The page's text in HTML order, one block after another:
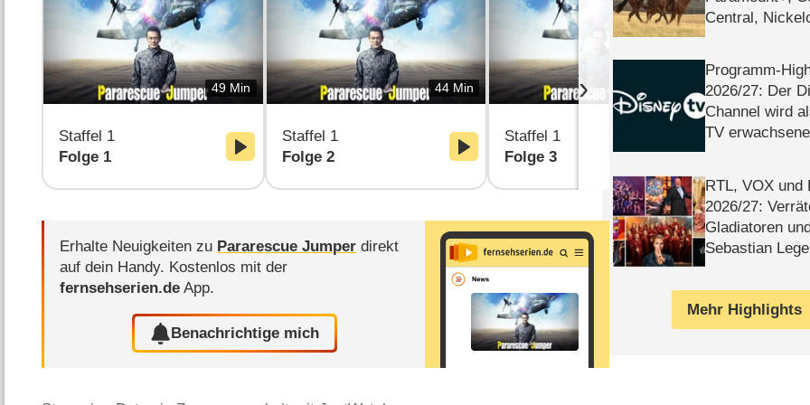
49 Min
Staffel 1
Folge 1
44 Min
Staffel 1
Folge 2
Staffel 1
Folge 3
Staffel 1
›
Erhalte Neuigkeiten zu Pararescue Jumper direkt
auf dein Handy. Kostenlos mit der
fernsehserien.de App.
Benachrichtige mich
Central,
Programm-
2026/​27: Der
Channel wird
TV
RTL, VOX und
2026/​27:
Gladiatoren
Sebastian Lege
Mehr Highlights